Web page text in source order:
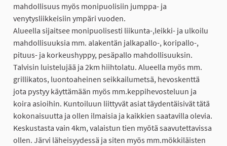
mahdollisuus myös monipuolisiin jumppa- ja
venytysliikkeisiin ympäri vuoden.
Alueella sijaitsee monipuolisesti liikunta-,leikki- ja ulkoilu
mahdollisuuksia mm. alakentän jalkapallo-, koripallo-,
pituus- ja korkeushyppy, pesäpallo mahdollisuuksin.
Talvisin luistelujää ja 2km hiihtolatu. Alueella myös mm.
grillikatos, luontoaheinen seikkailumetsä, hevoskenttä
jota pystyy käyttämään myös mm.keppihevosteluun ja
koira asioihin. Kuntoiluun liittyvät asiat täydentäisivät tätä
kokonaisuutta ja ollen ilmaisia ja kaikkien saatavilla olevia.
Keskustasta vain 4km, valaistun tien myötä saavutettavissa
ollen. Järvi läheisyydessä ja siten myös mm.mökkiläisten